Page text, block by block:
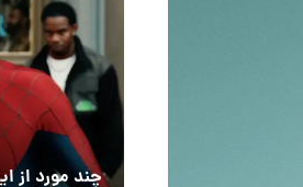
چند مورد از